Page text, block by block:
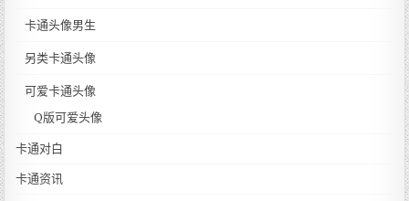
卡通头像男生
另类卡通头像
可爱卡通头像
Q版可爱头像
卡通对白
卡通资讯